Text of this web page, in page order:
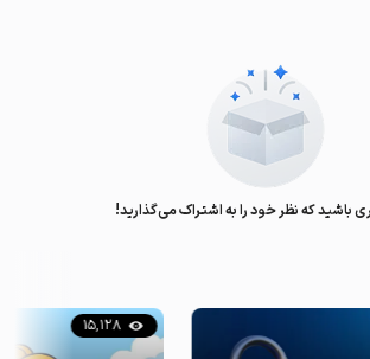
باشید که نظر خود را به اشتراک می‌گذارید!
15,128